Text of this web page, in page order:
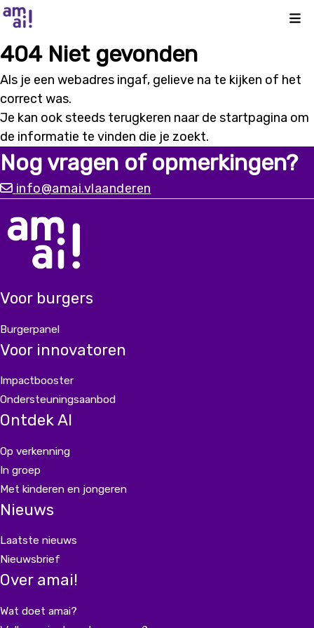
404 Niet gevonden
Als je een webadres ingaf, gelieve na te kijken of het
correct was.
Je kan ook steeds terugkeren naar de startpagina om
de informatie te vinden die je zoekt.
Nog vragen of opmerkingen?
info@amai.vlaanderen
Voor burgers
Burgerpanel
Voor innovatoren
Impactbooster
Ondersteuningsaanbod
Ontdek AI
Op verkenning
In groep
Met kinderen en jongeren
Nieuws
Laatste nieuws
Nieuwsbrief
Over amai!
Wat doet amai?